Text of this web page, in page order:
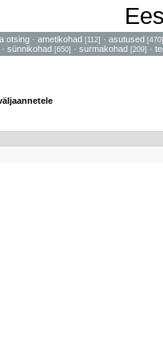
otsing · ametikohad [112] · asutused [470]
· sünnikohad [650] · surmakohad [209] ·